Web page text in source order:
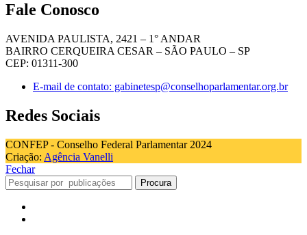
Fale Conosco
AVENIDA PAULISTA, 2421 – 1° ANDAR
BAIRRO CERQUEIRA CESAR – SÃO PAULO – SP
CEP: 01311-300
E-mail de contato: gabinetesp@conselhoparlamentar.org.br
Redes Sociais
CONFEP - Conselho Federal Parlamentar 2024
Criação: Agência Vanelli
Fechar
Procura